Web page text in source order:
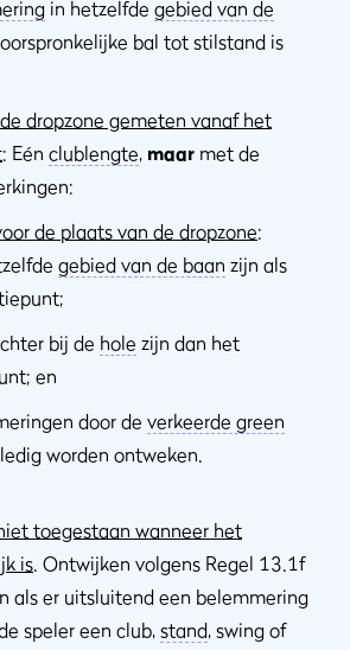
in hetzelfde gebied van de
bal tot stilstand is
dropzone gemeten vanaf het
: Eén clublengte, maar met de
de plaats van de dropzone:
gebied van de baan zijn als
bij de hole zijn dan het
en
door de verkeerde green
worden ontweken.
toegestaan wanneer het
is. Ontwijken volgens Regel 13.1f
als er uitsluitend een belemmering
speler een club, stand, swing of